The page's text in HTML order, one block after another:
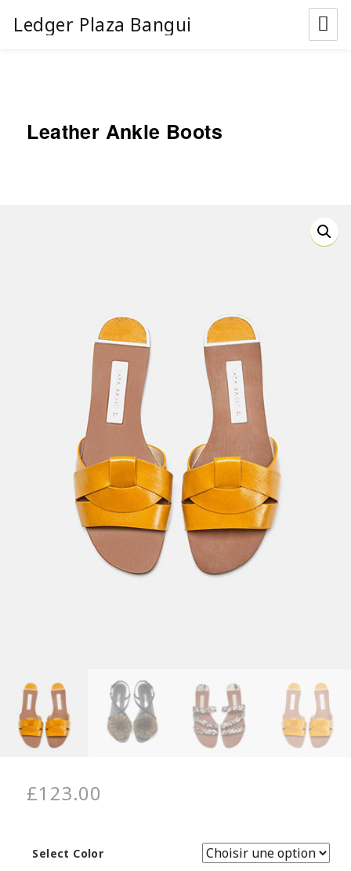
Ledger Plaza Bangui
Leather Ankle Boots
£123.00
Select Color